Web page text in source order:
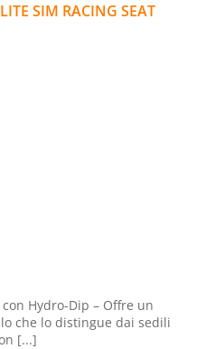
SIM RACING SEAT
Hydro-Dip – Offre un
che lo distingue dai sedili
[...]